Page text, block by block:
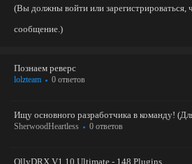
(Вы должны войти или зарегистрироваться,
сообщение.)
Познаем реверс
lolzteam 0 ответов
Ищу основного разработчика в команду!
SherwoodHeartless 0 ответов
OllyDRX V1.10 Ultimate - 148 Plugins